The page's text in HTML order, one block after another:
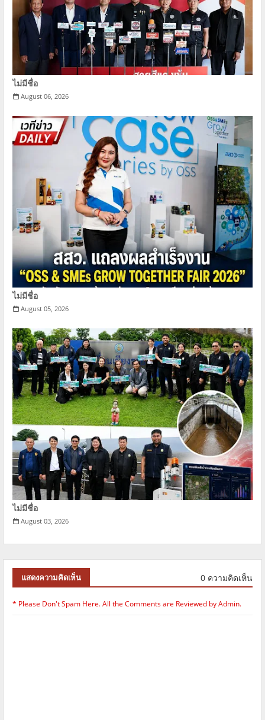
ไม่มีชื่อ
August 06, 2026
ไม่มีชื่อ
August 05, 2026
ไม่มีชื่อ
August 03, 2026
แสดงความคิดเห็น 0 ความคิดเห็น
* Please Don't Spam Here. All the Comments are Reviewed by Admin.